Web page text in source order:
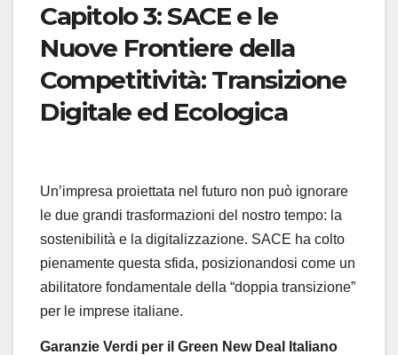
Capitolo 3: SACE e le
Nuove Frontiere della
Competitività: Transizione
Digitale ed Ecologica
Un’impresa proiettata nel futuro non può ignorare
le due grandi trasformazioni del nostro tempo: la
sostenibilità e la digitalizzazione. SACE ha colto
pienamente questa sfida, posizionandosi come un
abilitatore fondamentale della “doppia transizione”
per le imprese italiane.
Garanzie Verdi per il Green New Deal Italiano